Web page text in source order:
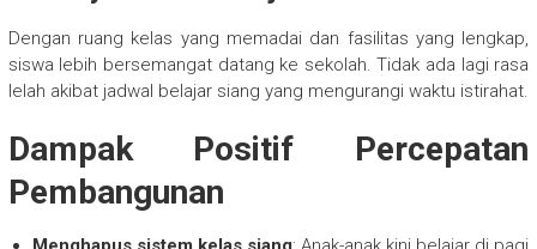
Dengan ruang kelas yang memadai dan fasilitas yang lengkap,
siswa lebih bersemangat datang ke sekolah. Tidak ada lagi rasa
lelah akibat jadwal belajar siang yang mengurangi waktu istirahat.
Dampak Positif Percepatan
Pembangunan